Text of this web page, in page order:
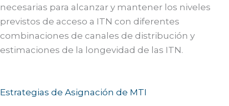
necesarias para alcanzar y mantener los niveles
previstos de acceso a ITN con diferentes
combinaciones de canales de distribución y
estimaciones de la longevidad de las ITN.
Estrategias de Asignación de MTI